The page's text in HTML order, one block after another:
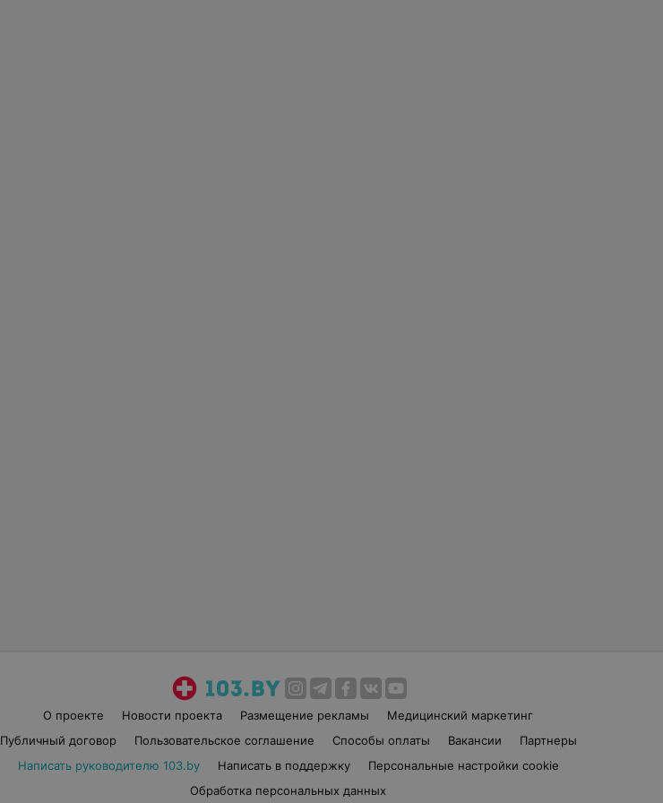
О проекте Новости проекта Размещение рекламы
Медицинский маркетинг
Публичный договор
Пользовательское соглашение Способы оплаты Вакансии
Партнеры
Написать руководителю 103.by
Написать в поддержку
Персональные настройки cookie
Обработка персональных данных